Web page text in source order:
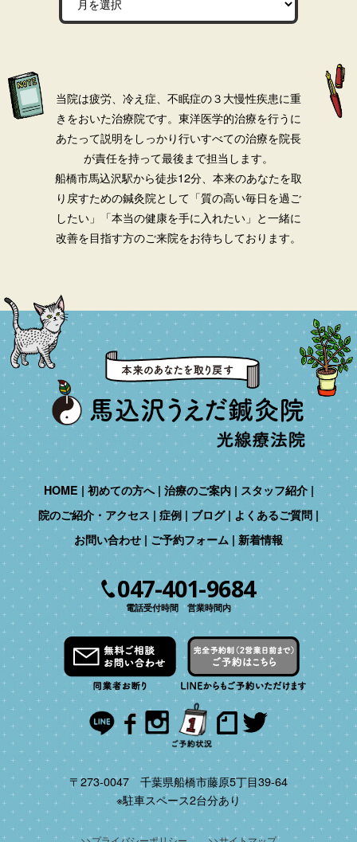
当院は疲労、冷え症、不眠症の３大慢性疾患に重
きをおいた治療院です。 東洋医学的治療を行うに
あたって説明をしっかり行いすべての治療を院長
が責任を持って最後まで担当します。
船橋市馬込沢駅から徒歩12分、本来のあなたを取
り戻すための鍼灸院として「質の高い毎日を過ご
したい」「本当の健康を手に入れたい」と一緒に
改善を目指す方のご来院をお待ちしております。
HOME 初めての方へ 治療のご案内
スタッフ紹介
院のご紹介・アクセス
症例 ブログ
よくあるご質問
お問い合わせ ご予約フォーム 新着情報
047-401-9684
電話受付時間 営業時間内
〒273-0047 千葉県船橋市藤原5丁目39-64
※駐車スペース2台分あり